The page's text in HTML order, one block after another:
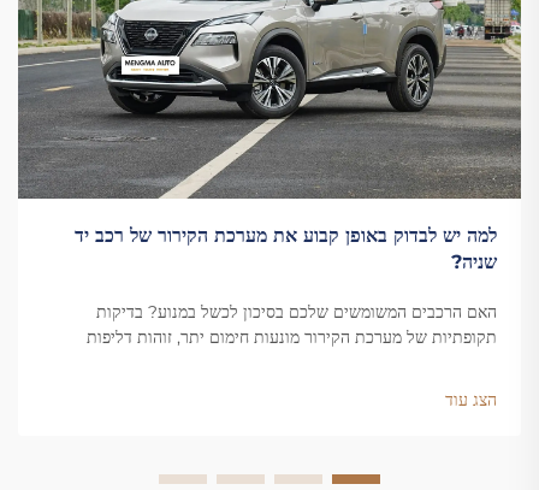
למה יש לבדוק באופן קבוע את מערכת הקירור של רכב יד
שניה?
האם הרכבים המשומשים שלכם בסיכון לכשל במנוע? בדיקות
תקופתיות של מערכת הקירור מונעות חימום יתר, זוהות דליפות
הצג עוד